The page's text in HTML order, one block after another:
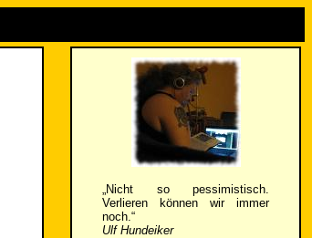
„Nicht so pessimistisch.
Verlieren können wir immer
noch.“
Ulf Hundeiker